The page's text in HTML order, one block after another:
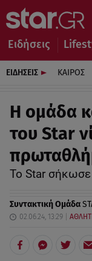
Ειδήσεις
ΕΙΔΗΣΕΙΣ ΚΑΙΡΟΣ
H ομάδα
του Star
To Star
Συντακτική Ομάδα
02.06.24, 13:29